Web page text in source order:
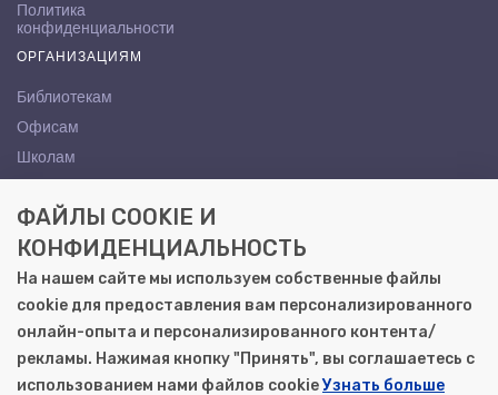
Политика
конфиденциальности
ОРГАНИЗАЦИЯМ
Библиотекам
Офисам
Школам
КОНТАКТЫ
Саратов, ул. Осипова, 10А
+7 (8452) 72-65-65
gemera@moya-kniga.ru
ФАЙЛЫ COOKIE И
КОНФИДЕНЦИАЛЬНОСТЬ
На нашем сайте мы используем собственные файлы
cookie для предоставления вам персонализированного
онлайн-опыта и персонализированного контента/
рекламы. Нажимая кнопку "Принять", вы соглашаетесь с
использованием нами файлов cookieУзнать больше